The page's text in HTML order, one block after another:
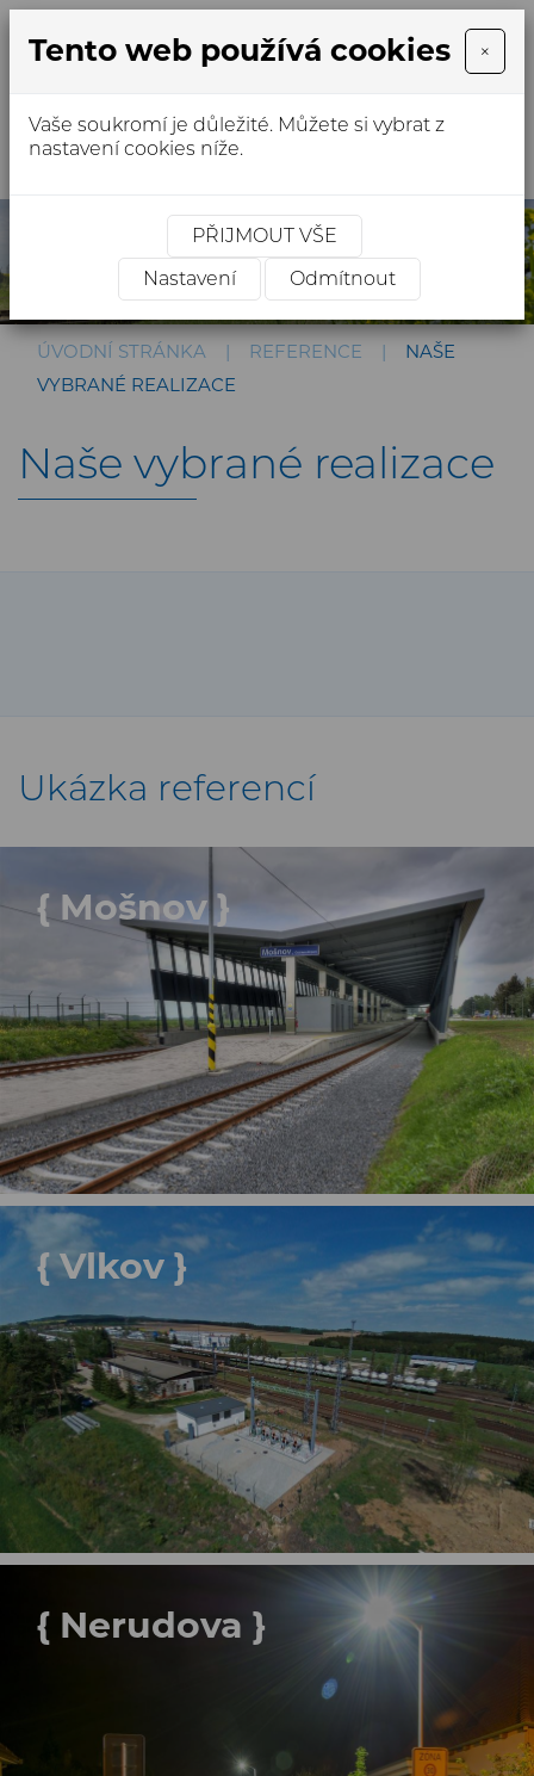
MENU
ÚVODNÍ STRÁNKA REFERENCE
NAŠE
VYBRANÉ REALIZACE
Naše vybrané realizace
Ukázka referencí
{ Mošnov }
{ Vlkov }
{ Nerudova }
Tento web používá cookies ×
Vaše soukromí je důležité. Můžete si vybrat z
nastavení cookies níže.
PŘIJMOUT VŠE
Nastavení
Odmítnout